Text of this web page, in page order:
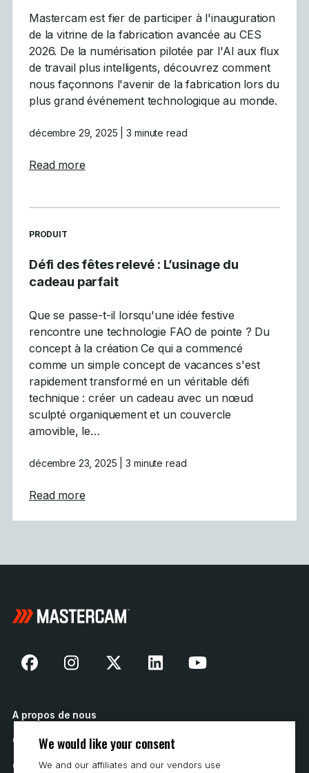
Mastercam est fier de participer à l'inauguration
de la vitrine de la fabrication avancée au CES
2026. De la numérisation pilotée par l'AI aux flux
de travail plus intelligents, découvrez comment
nous façonnons l'avenir de la fabrication lors du
plus grand événement technologique au monde.
décembre 29, 2025 | 3 minute read
Read moreabout Mastercam participe à la vitrine
READ MORE ARTICLES ABOUT
PRODUIT
Défi des fêtes relevé : L’usinage du
cadeau parfait
Que se passe-t-il lorsqu'une idée festive
rencontre une technologie FAO de pointe ? Du
concept à la création Ce qui a commencé
comme un simple concept de vacances s'est
rapidement transformé en un véritable défi
technique : créer un cadeau avec un nœud
sculpté organiquement et un couvercle
amovible, le…
décembre 23, 2025 | 3 minute read
Read moreabout Défi des fêtes relevé :
A propos de nous
Contactez nous
Comment acheter
We would like your consent
We and our affiliates and our vendors use